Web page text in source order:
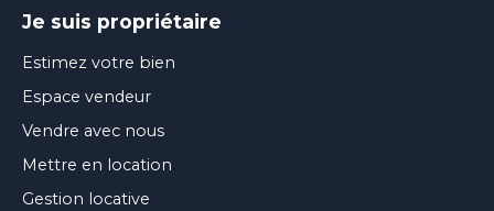
Je suis propriétaire
Estimez votre bien
Espace vendeur
Vendre avec nous
Mettre en location
Gestion locative